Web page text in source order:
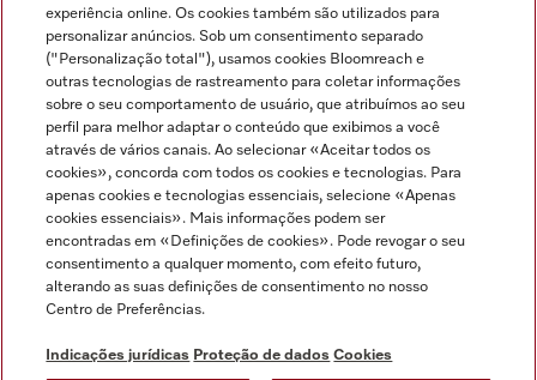
Indicações jurídicas
Condições gerais
Proteção de dados
Condições de utilização
Canal de Ética
Formulário de livre resolução
experiência online. Os cookies também são utilizados para
personalizar anúncios. Sob um consentimento separado
("Personalização total"), usamos cookies Bloomreach e
outras tecnologias de rastreamento para coletar informações
sobre o seu comportamento de usuário, que atribuímos ao seu
perfil para melhor adaptar o conteúdo que exibimos a você
através de vários canais. Ao selecionar «Aceitar todos os
cookies», concorda com todos os cookies e tecnologias. Para
apenas cookies e tecnologias essenciais, selecione «Apenas
cookies essenciais». Mais informações podem ser
encontradas em «Definições de cookies». Pode revogar o seu
consentimento a qualquer momento, com efeito futuro,
alterando as suas definições de consentimento no nosso
Centro de Preferências.
Indicações jurídicas Proteção de dados Cookies